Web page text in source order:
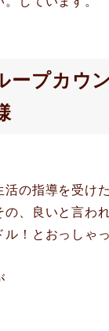
ープカウ
活の指導を受け
の、良いと言わ
ル！とおっしゃ